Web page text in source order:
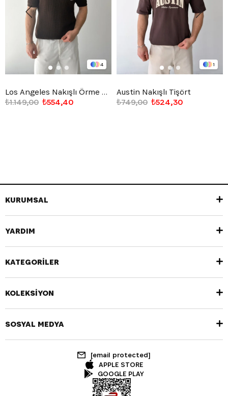
4
Los Angeles Nakışlı Örme Triko Tişört
₺554,40
₺1.149,00
1
Austin Nakışlı Tişört
₺524,30
₺749,00
KURUMSAL
YARDIM
KATEGORİLER
KOLEKSİYON
SOSYAL MEDYA
[email protected]
APPLE STORE
GOOGLE PLAY